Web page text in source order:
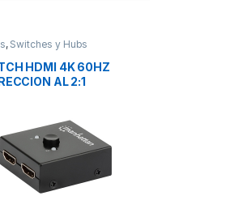
, Switches y Hubs
HDMI 4K 60HZ
AL 2:1